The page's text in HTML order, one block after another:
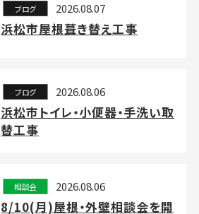
ブログ 2026.08.07
浜松市屋根葺き替え工事
ブログ 2026.08.06
浜松市トイレ・小便器・手洗い取
替工事
相談会 2026.08.06
8/10(月)屋根・外壁相談会を開